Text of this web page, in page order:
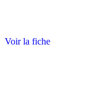
Voir la fiche